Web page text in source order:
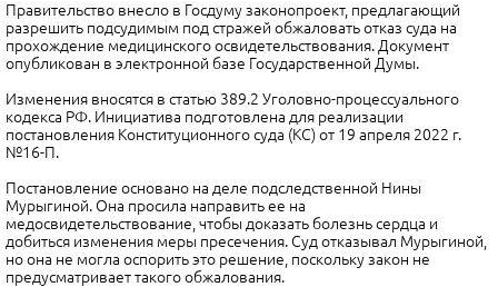
Правительство внесло в Госдуму законопроект, предлагающий
разрешить подсудимым под стражей обжаловать отказ суда на
прохождение медицинского освидетельствования. Документ
опубликован в электронной базе Государственной Думы.
Изменения вносятся в статью 389.2 Уголовно-процессуального
кодекса РФ. Инициатива подготовлена для реализации
постановления Конституционного суда (КС) от 19 апреля 2022 г.
№16-П.
Постановление основано на деле подследственной Нины
Мурыгиной. Она просила направить ее на
медосвидетельствование, чтобы доказать болезнь сердца и
добиться изменения меры пресечения. Суд отказывал Мурыгиной,
но она не могла оспорить это решение, поскольку закон не
предусматривает такого обжалования.